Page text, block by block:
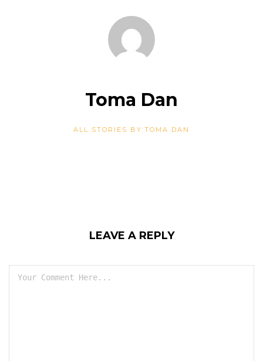
Toma Dan
ALL STORIES BY:TOMA DAN
LEAVE A REPLY